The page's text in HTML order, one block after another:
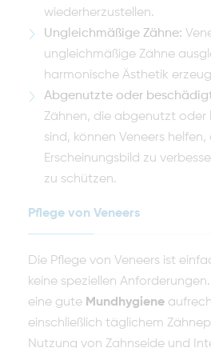
wiederherzustellen.
Ungleichmäßige Zähne:
ungleichmäßige Zähne
harmonische Ästhetik
Abgenutzte oder
Zähnen, die abgenutzt
sind, können Veneers helfen,
Erscheinungsbild zu
zu schützen.
Pflege von Veneers
Die Pflege von Veneers ist
keine speziellen
eine gute Mundhygiene
einschließlich täglichem
Nutzung von Zahnseide und